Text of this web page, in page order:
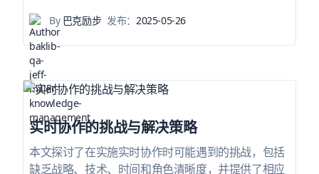
By巴克励步 发布：2025-05-26
实时协作的挑战与解决策略
本文探讨了在实施实时协作时可能遇到的挑战，包括
缺乏战略、技术、时间和角色清晰度，并提供了相应